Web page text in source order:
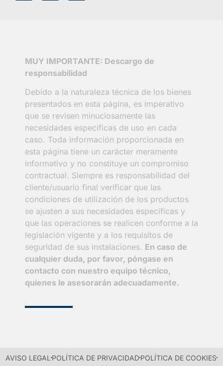
MUY IMPORTANTE: Descargo de
responsabilidad
Debido a la naturaleza técnica de los bienes
presentados en esta página, es imperativo
que se revisen minuciosamente las
necesidades específicas de uso en cada
caso. Toda información proporcionada en
esta página tiene un carácter meramente
informativo y no constituye un compromiso
contractual. Siempre es responsabilidad del
cliente/usuario final verificar que las
condiciones de utilización de los productos
se ajusten a sus necesidades específicas y
que las operaciones se realicen conforme a la
legislación vigente y a los requisitos de
seguridad de sus instalaciones. En caso de
cualquier duda, por favor, póngase en
contacto con nuestro equipo técnico,
quienes le asesorarán adecuadamente.
AVISO LEGAL POLÍTICA DE PRIVACIDADPOLÍTICA DE COOKIES